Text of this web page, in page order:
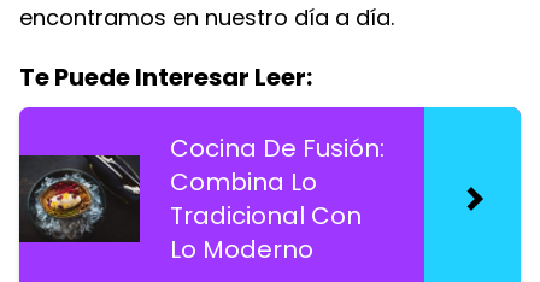
encontramos en nuestro día a día.
Te Puede Interesar Leer:
Cocina De Fusión:
Combina Lo
Tradicional Con
Lo Moderno